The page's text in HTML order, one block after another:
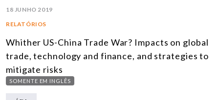
18 JUNHO 2019
RELATÓRIOS
Whither US-China Trade War? Impacts on global
trade, technology and finance, and strategies to
mitigate risks
SOMENTE EM INGLÊS